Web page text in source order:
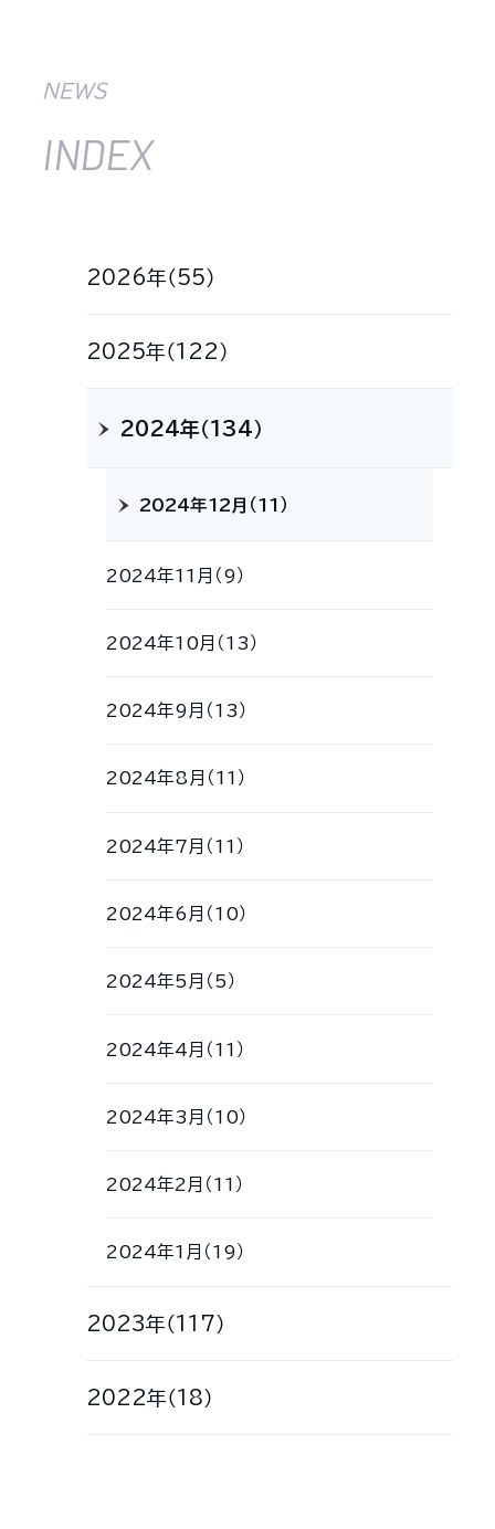
NEWS
INDEX
2026年（55）
2025年（122）
2024年（134）
2024年12月（11）
2024年11月（9）
2024年10月（13）
2024年9月（13）
2024年8月（11）
2024年7月（11）
2024年6月（10）
2024年5月（5）
2024年4月（11）
2024年3月（10）
2024年2月（11）
2024年1月（19）
2023年（117）
2022年（18）